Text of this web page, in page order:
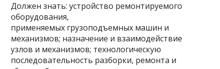
Должен знать: устройство ремонтируемого
оборудования,
применяемых грузоподъемных машин и
механизмов; назначение и взаимодействие
узлов и механизмов; технологическую
последовательность разборки, ремонта и